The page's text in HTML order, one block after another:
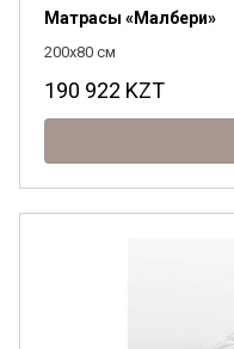
Матрасы «Малбери»
200x80 см
190 922 KZT